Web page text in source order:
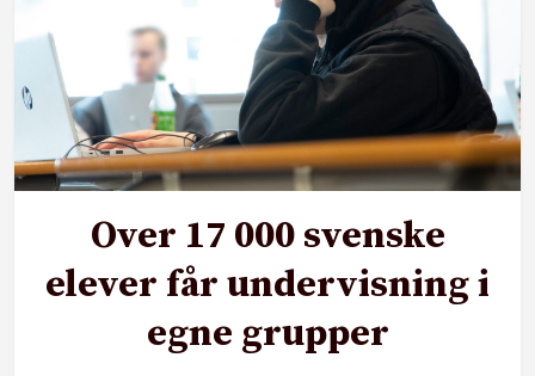
Over 17 000 svenske
elever får undervisning i
egne grupper